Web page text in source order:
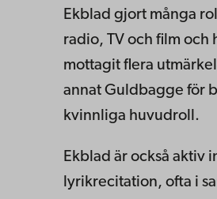
Ekblad gjort många
radio, TV och film och
mottagit flera
annat Guldbagge för
kvinnliga huvudroll.
Ekblad är också aktiv
lyrikrecitation, ofta i